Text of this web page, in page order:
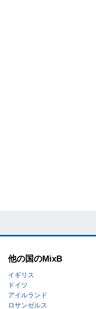
他の国のMixB
イギリス
ドイツ
アイルランド
ロサンゼルス